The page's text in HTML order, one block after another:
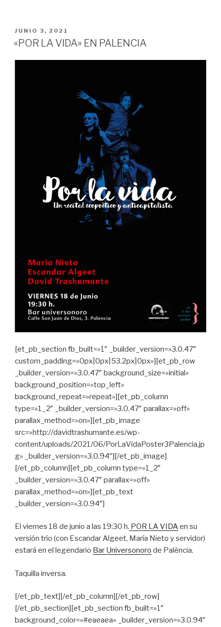
PUBLICADO
EN
JUNIO 3, 2021
«POR LA VIDA» EN PALENCIA
[et_pb_section fb_built=»1″ _builder_version=»3.0.47″
custom_padding=»0px|0px|53.2px|0px»][et_pb_row
_builder_version=»3.0.47″ background_size=»initial»
background_position=»top_left»
background_repeat=»repeat»][et_pb_column
type=»1_2″ _builder_version=»3.0.47″ parallax=»off»
parallax_method=»on»][et_pb_image
src=»http://davidtrashumante.es/wp-
content/uploads/2021/06/PorLaVidaPoster3Palencia.jp
g» _builder_version=»3.0.94″][/et_pb_image]
[/et_pb_column][et_pb_column type=»1_2″
_builder_version=»3.0.47″ parallax=»off»
parallax_method=»on»][et_pb_text
_builder_version=»3.0.94″]
El viernes 18 de junio a las 19:30 h. POR LA VIDAen su
versión trío (con Escandar Algeet, María Nieto y servidor)
estará en el legendario Bar Universonoro de Palència.
Taquilla inversa.
[/et_pb_text][/et_pb_column][/et_pb_row]
[/et_pb_section][et_pb_section fb_built=»1″
background_color=»#eaeaea» _builder_version=»3.0.94″